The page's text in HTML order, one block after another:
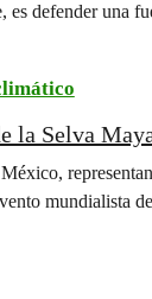
es defender una
la Selva
mundialista